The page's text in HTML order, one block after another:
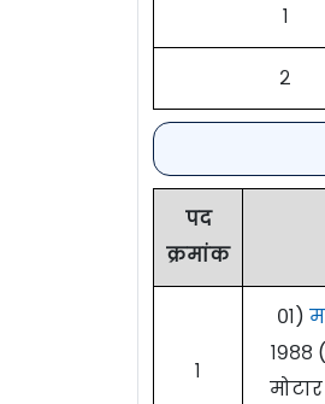
१
२
पद
क्रमांक
१
०१)
१९८८